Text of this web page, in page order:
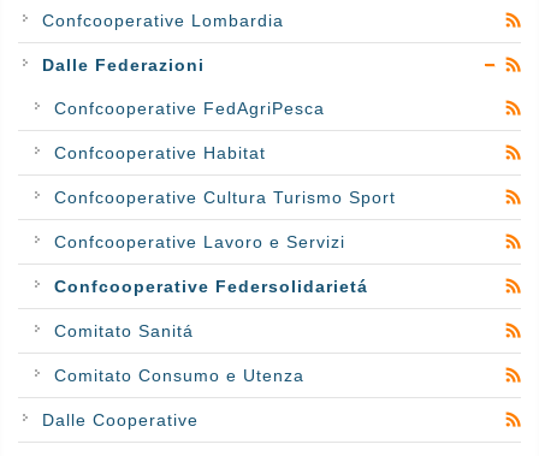
Confcooperative Lombardia
Dalle Federazioni
Confcooperative FedAgriPesca
Confcooperative Habitat
Confcooperative Cultura Turismo Sport
Confcooperative Lavoro e Servizi
Confcooperative Federsolidarietá
Comitato Sanitá
Comitato Consumo e Utenza
Dalle Cooperative